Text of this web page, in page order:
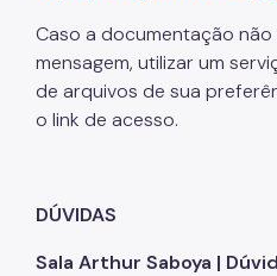
Caso a documentação não
mensagem, utilizar um
de arquivos de sua
o link de acesso.
DÚVIDAS
Sala Arthur Saboya |